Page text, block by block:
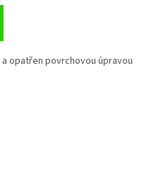
opatřen povrchovou úpravou